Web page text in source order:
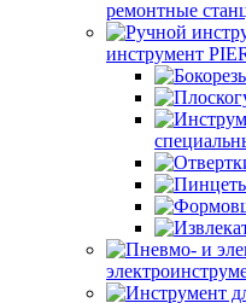
ремонтные
инструмент